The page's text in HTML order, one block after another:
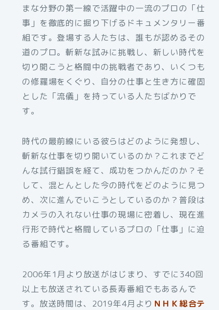
まな分野の第一線で活躍中の一流のプロの「仕
事」を徹底的に掘り下げるドキュメンタリー番
組です。登場する人たちは、誰もが認めるその
道のプロ。斬新な試みに挑戦し、新しい時代を
切り開こうと格闘中の挑戦者であり、いくつも
の修羅場をくぐり、自分の仕事と生き方に確固
とした「流儀」を持っている人たちばかりで
す。
時代の最前線にいる彼らはどのように発想し、
斬新な仕事を切り開いているのか？これまでど
んな試行錯誤を経て、成功をつかんだのか？そ
して、混とんとした今の時代をどのように見つ
め、次に進んでいこうとしているのか？普段は
カメラの入れない仕事の現場に密着し、現在進
行形で時代と格闘しているプロの「仕事」に迫
る番組です。
2006年1月より放送がはじまり、すでに340回
以上も放送されている長寿番組でもあるんで
す。放送時間は、2019年4月より ＮＨＫ総合テ